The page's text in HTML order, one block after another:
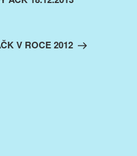
V ROCE 2012